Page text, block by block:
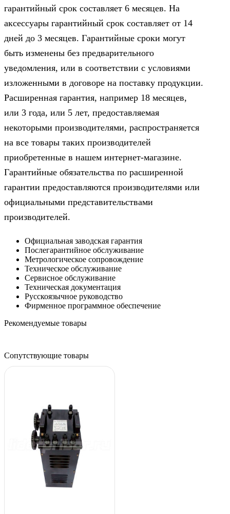
гарантийный срок составляет 6 месяцев. На
аксессуары гарантийный срок составляет от 14
дней до 3 месяцев. Гарантийные сроки могут
быть изменены без предварительного
уведомления, или в соответствии с условиями
изложенными в договоре на поставку продукции.
Расширенная гарантия, например 18 месяцев,
или 3 года, или 5 лет, предоставляемая
некоторыми производителями, распространяется
на все товары таких производителей
приобретенные в нашем интернет-магазине.
Гарантийные обязательства по расширенной
гарантии предоставляются производителями или
официальными представительствами
производителей.
Официальная заводская гарантия
Послегарантийное обслуживание
Метрологическое сопровождение
Техническое обслуживание
Сервисное обслуживание
Техническая документация
Русскоязычное руководство
Фирменное программное обеспечение
Рекомендуемые товары
Сопутствующие товары